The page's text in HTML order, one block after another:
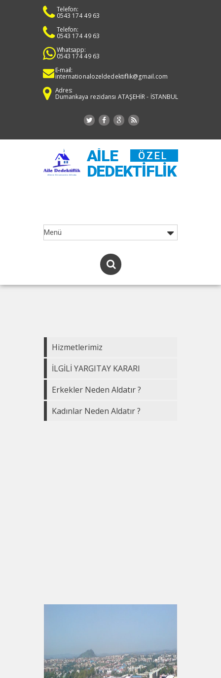
Telefon:
0543 174 49 63
Telefon:
0543 174 49 63
Whatsapp:
0543 174 49 63
E-mail:
internationalozeldedektiflik@gmail.com
Adres:
Dumankaya rezidansı ATAŞEHİR - İSTANBUL
AILE ÖZEL
DEDEKTIFLIK
Hizmetlerimiz
İLGİLİ YARGITAY KARARI
Erkekler Neden Aldatır ?
Kadınlar Neden Aldatır ?